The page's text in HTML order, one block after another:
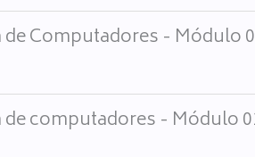
Computadores - Módulo
computadores - Módulo